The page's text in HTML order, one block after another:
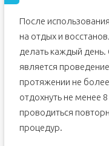
После
на отдых и
делать каждый
является
протяжении не
отдохнуть не менее
проводиться
процедур.